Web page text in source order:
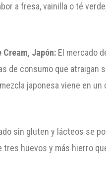
a fresa, vainilla o té
Japón: El mercado
de consumo que
japonesa viene en
sin gluten y lácteos se
huevos y más hierro